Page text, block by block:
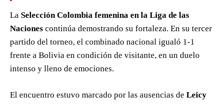
La Selección Colombia femenina en la Liga de las
Naciones continúa demostrando su fortaleza. En su tercer
partido del torneo, el combinado nacional igualó 1-1
frente a Bolivia en condición de visitante, en un duelo
intenso y lleno de emociones.
El encuentro estuvo marcado por las ausencias de Leicy